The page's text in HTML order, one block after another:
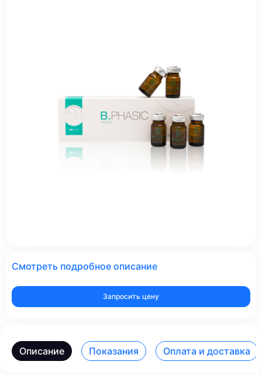
Смотреть подробное описание
Запросить цену
Описание Показания Оплата и доставка